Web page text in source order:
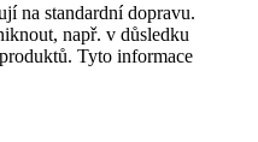
na standardní dopravu.
např. v důsledku
Tyto informace